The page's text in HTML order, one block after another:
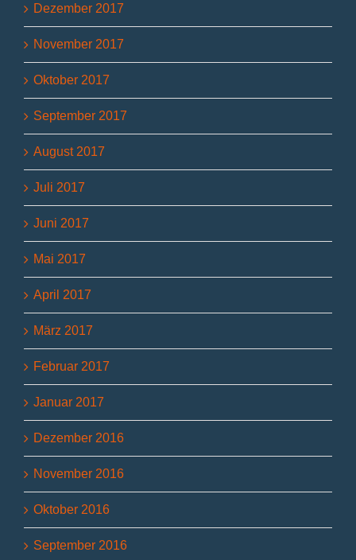
Dezember 2017
November 2017
Oktober 2017
September 2017
August 2017
Juli 2017
Juni 2017
Mai 2017
April 2017
März 2017
Februar 2017
Januar 2017
Dezember 2016
November 2016
Oktober 2016
September 2016